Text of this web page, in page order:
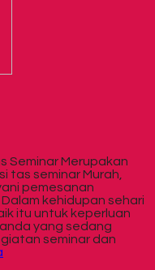
Seminar Merupakan
tas seminar Murah,
pemesanan
kehidupan sehari
itu untuk keperluan
yang sedang
seminar dan